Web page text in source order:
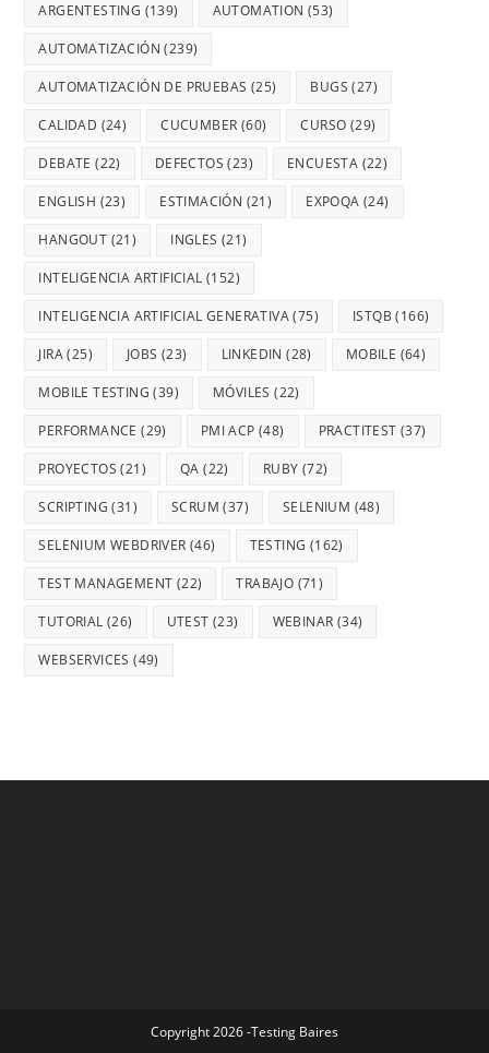
ARGENTESTING (139) AUTOMATION (53)
AUTOMATIZACIÓN (239)
AUTOMATIZACIÓN DE PRUEBAS (25) BUGS (27)
CALIDAD (24) CUCUMBER (60) CURSO (29)
DEBATE (22) DEFECTOS (23) ENCUESTA (22)
ENGLISH (23) ESTIMACIÓN (21) EXPOQA (24)
HANGOUT (21) INGLES (21)
INTELIGENCIA ARTIFICIAL (152)
INTELIGENCIA ARTIFICIAL GENERATIVA(75) ISTQB (166)
JIRA(25) JOBS (23) LINKEDIN (28) MOBILE (64)
MOBILE TESTING (39) MÓVILES (22)
PERFORMANCE (29) PMI ACP (48) PRACTITEST (37)
PROYECTOS (21) QA (22) RUBY (72)
SCRIPTING (31) SCRUM (37) SELENIUM (48)
SELENIUM WEBDRIVER (46) TESTING (162)
TEST MANAGEMENT (22) TRABAJO (71)
TUTORIAL (26) UTEST (23) WEBINAR (34)
WEBSERVICES (49)
Copyright 2026 -Testing Baires